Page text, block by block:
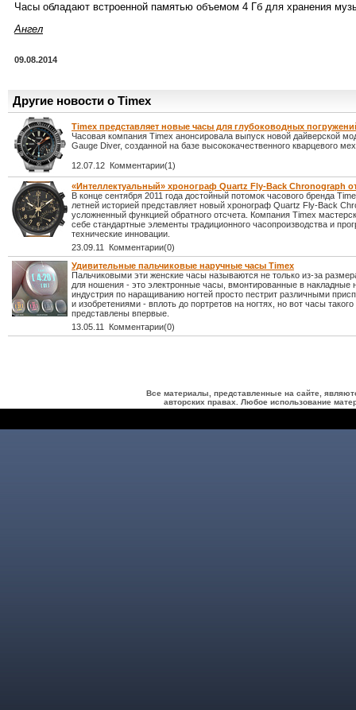
Часы обладают встроенной памятью объемом 4 Гб для хранения
Ангел
09.08.2014
Другие новости о Timex
Timex представляет новые часы для глубоководных
Часовая компания Timex анонсировала выпуск новой дайверской
Gauge Diver, созданной на базе высококачественного кварцевого
12.07.12 Комментарии(1)
«Интеллектуальный» хронограф Quartz Fly-Back Chronograph
В конце сентября 2011 года достойный потомок часового бренда
летней историей представляет новый хронограф Quartz Fly-Back
усложненный функцией обратного отсчета. Компания Timex
себе стандартные элементы традиционного часопроизводства и
технические инновации.
23.09.11 Комментарии(0)
Удивительные пальчиковые наручные часы Timex
Пальчиковыми эти женские часы называются не только из-за
для ношения - это электронные часы, вмонтированные в накладные
индустрия по наращиванию ногтей просто пестрит различными
и изобретениями - вплоть до портретов на ногтях, но вот часы
представлены впервые.
13.05.11 Комментарии(0)
Все материалы, представленные на сайте,
авторских правах. Любое использование